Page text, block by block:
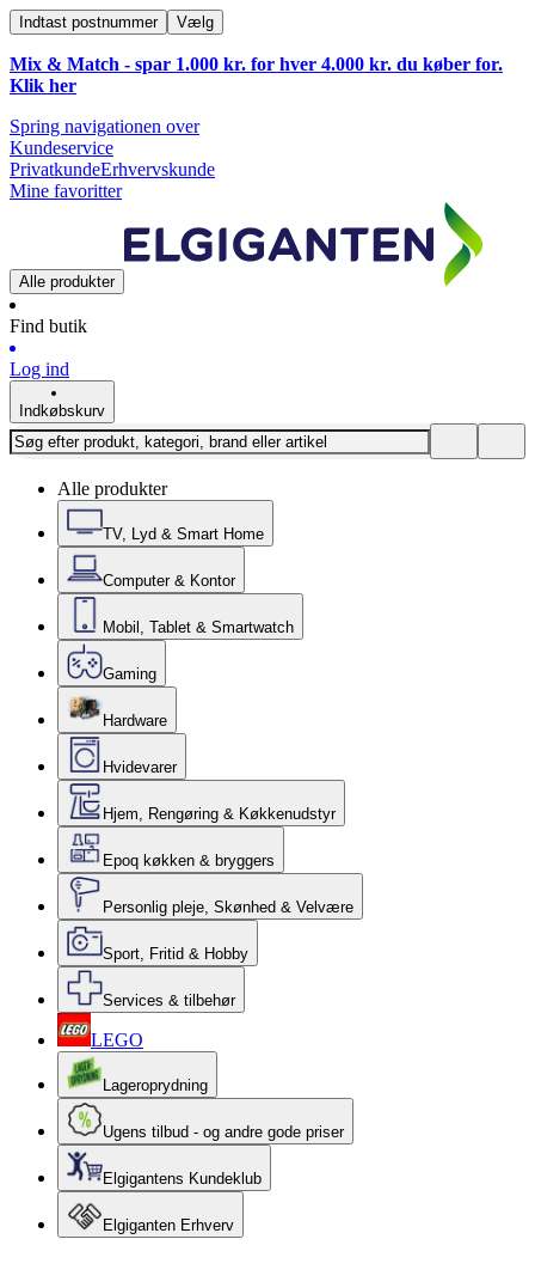
Indtast postnummer Vælg
Mix & Match - spar 1.000 kr. for hver 4.000 kr. du køber for.
Klik her
Spring navigationen over
Kundeservice
PrivatkundeErhvervskunde
Mine favoritter
Alle produkter
Find butik
Log ind
Indkøbskurv
Alle produkter
TV, Lyd & Smart Home
Computer & Kontor
Mobil, Tablet & Smartwatch
Gaming
Hardware
Hvidevarer
Hjem, Rengøring & Køkkenudstyr
Epoq køkken & bryggers
Personlig pleje, Skønhed & Velvære
Sport, Fritid & Hobby
Services & tilbehør
LEGO
Lageroprydning
Ugens tilbud - og andre gode priser
Elgigantens Kundeklub
Elgiganten Erhverv